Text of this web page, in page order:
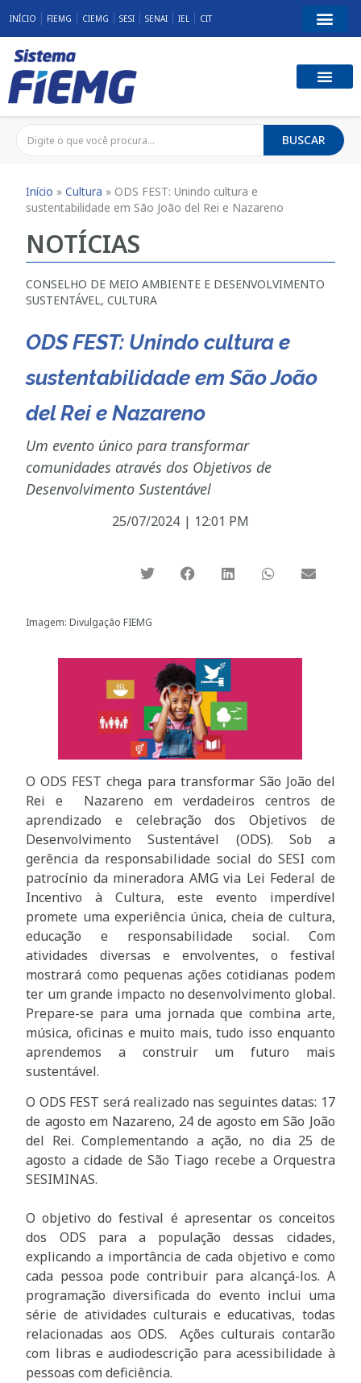
INÍCIO FIEMG CIEMG SESI SENAI IEL CIT
BUSCAR
Início »Cultura » ODS FEST: Unindo cultura e
sustentabilidade em São João del Rei e Nazareno
NOTÍCIAS
CONSELHO DE MEIO AMBIENTE E DESENVOLVIMENTO
SUSTENTÁVEL,CULTURA
ODS FEST: Unindo cultura e
sustentabilidade em São João
del Rei e Nazareno
Um evento único para transformar
comunidades através dos Objetivos de
Desenvolvimento Sustentável
25/07/2024 | 12:01 PM
Imagem: Divulgação FIEMG
O ODS FEST chega para transformar São João del
Rei e Nazareno em verdadeiros centros de
aprendizado e celebração dos Objetivos de
Desenvolvimento Sustentável (ODS). Sob a
gerência da responsabilidade social do SESI com
patrocínio da mineradora AMG via Lei Federal de
Incentivo à Cultura, este evento imperdível
promete uma experiência única, cheia de cultura,
educação e responsabilidade social. Com
atividades diversas e envolventes, o festival
mostrará como pequenas ações cotidianas podem
ter um grande impacto no desenvolvimento global.
Prepare-se para uma jornada que combina arte,
música, oficinas e muito mais, tudo isso enquanto
aprendemos a construir um futuro mais
sustentável.
O ODS FEST será realizado nas seguintes datas: 17
de agosto em Nazareno, 24 de agosto em São João
del Rei. Complementando a ação, no dia 25 de
agosto a cidade de São Tiago recebe a Orquestra
SESIMINAS.
O objetivo do festival é apresentar os conceitos
dos ODS para a população dessas cidades,
explicando a importância de cada objetivo e como
cada pessoa pode contribuir para alcançá-los. A
programação diversificada do evento inclui uma
série de atividades culturais e educativas, todas
relacionadas aos ODS.
Ações culturais contarão
com libras e audiodescrição para acessibilidade à
pessoas com deficiência.